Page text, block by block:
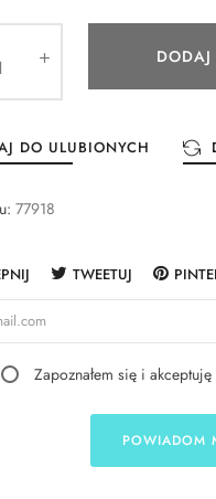
DO ULUBIONYCH
77918
TWEETUJ
Zapoznałem się i akceptuję
POWIADOM